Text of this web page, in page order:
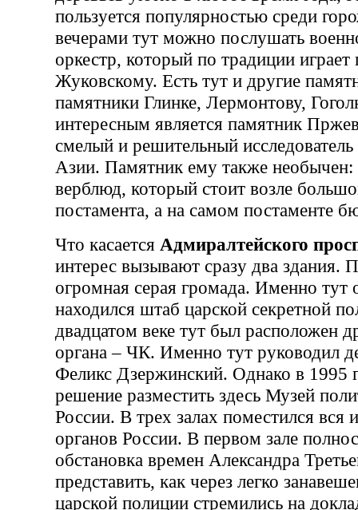
пользуется популярностью среди
вечерами тут можно послушать
оркестр, который по традиции
Жуковскому. Есть тут и другие
памятники Глинке, Лермонтову,
интересным является памятник
смелый и решительный
Азии. Памятник ему также необычен:
верблюд, который стоит возле
постамента, а на самом постаменте
Что касается Адмиралтейского
интерес вызывают сразу два здания.
огромная серая громада. Именно тут
находился штаб царской секретной
двадцатом веке тут был расположен
органа – ЧК. Именно тут руководил
Феликс Дзержинский. Однако в 1995
решение разместить здесь Музей
России. В трех залах поместился вся
органов России. В первом зале
обстановка времен Александра
представить, как через легко
царской полиции стремились на